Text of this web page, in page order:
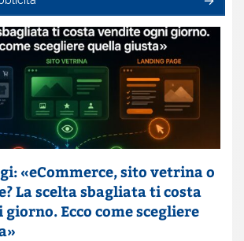
«eCommerce, sito vetrina o
La scelta sbagliata ti costa
Ecco come scegliere